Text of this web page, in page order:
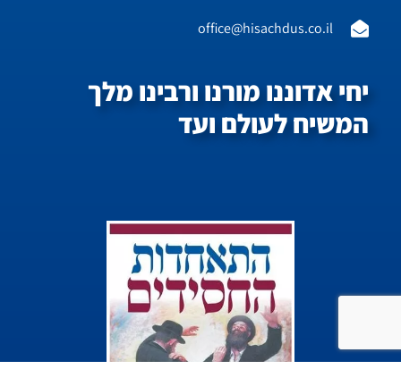
office@hisachdus.co.il
יחי אדוננו מורנו ורבינו מלך
המשיח לעולם ועד